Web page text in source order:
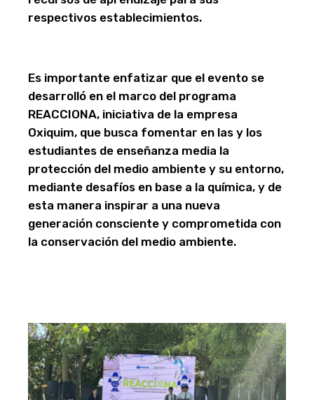
respectivos establecimientos.
Es importante enfatizar que el evento se
desarrolló en el marco del programa
REACCIONA, iniciativa de la empresa
Oxiquim, que busca fomentar en las y los
estudiantes de enseñanza media la
protección del medio ambiente y su entorno,
mediante desafíos en base a la química, y de
esta manera inspirar a una nueva
generación consciente y comprometida con
la conservación del medio ambiente.